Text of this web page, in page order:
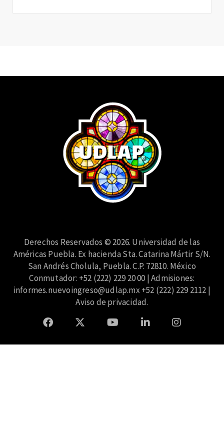
Derechos Reservados © 2026. Universidad de las
Américas Puebla. Ex hacienda Sta. Catarina Mártir S/N.
San Andrés Cholula, Puebla. C.P. 72810. México
Conmutador: +52 (222) 229 20 00 | Admisiones:
informes.nuevoingreso@udlap.mx +52 (222) 229 2112 |
Aviso de privacidad.